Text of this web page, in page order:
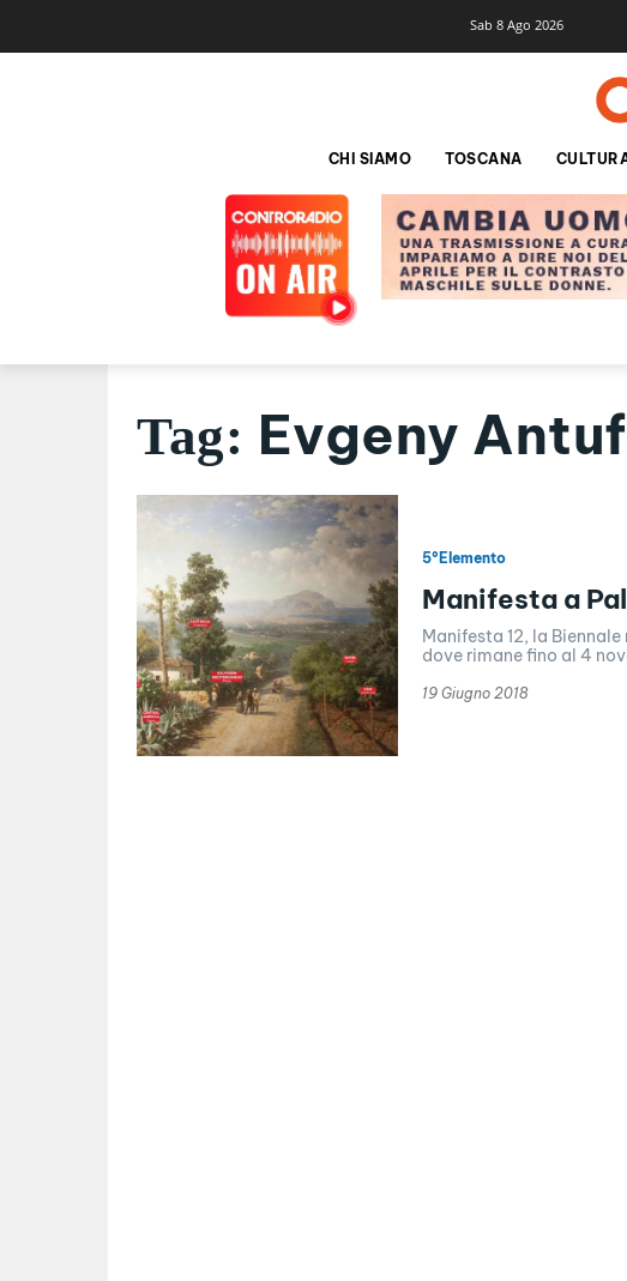
Sab 8 Ago 2026
CHI SIAMO TOSCANA
Tag: Evgeny
5°Elemento
Manifesta a
Manifesta 12, la
dove rimane fino al 4
19 Giugno 2018